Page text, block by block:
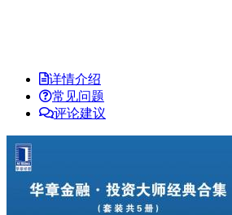
详情介绍
常见问题
评论建议